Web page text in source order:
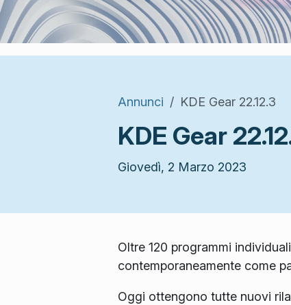
Annunci KDE Gear 22.12.3
KDE Gear
Giovedì, 2 Marzo 2023
Oltre 120 programmi
contemporaneamente come
Oggi ottengono tutte nuovi